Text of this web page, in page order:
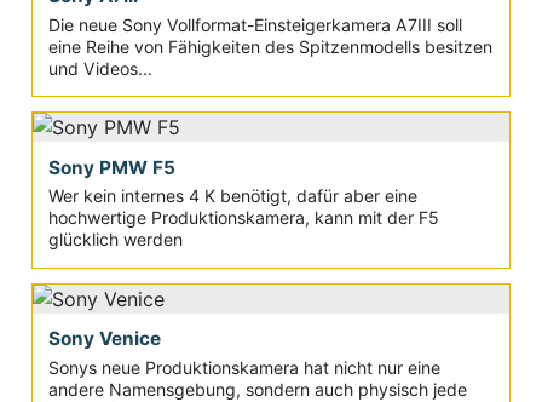
Die neue Sony Vollformat-Einsteigerkamera A7III soll
eine Reihe von Fähigkeiten des Spitzenmodells besitzen
und Videos...
Sony PMW F5
Wer kein internes 4 K benötigt, dafür aber eine
hochwertige Produktionskamera, kann mit der F5
glücklich werden
Sony Venice
Sonys neue Produktionskamera hat nicht nur eine
andere Namensgebung, sondern auch physisch jede